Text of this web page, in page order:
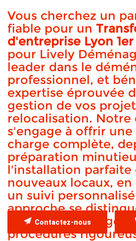
Vous cherchez un
fiable pour un
d'entreprise Lyon 1er
pour Lively
leader dans le
professionnel, et
expertise éprouvée
gestion de vos
relocalisation. Notre
s'engage à offrir une
charge complète,
préparation
l'installation parfaite
nouveaux locaux, en
un suivi
approche se
logistique
procédures
Contactez-nous